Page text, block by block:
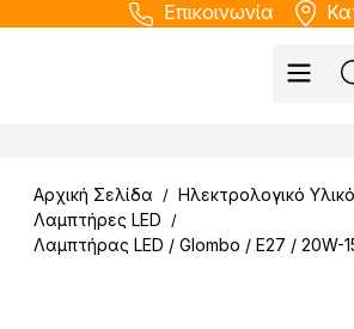
Επικοινωνία
Αρχική Σελίδα / Ηλεκτρολογικό Υλικό
Λαμπτήρες LED /
Λαμπτήρας LED / Glombo / E27 / 20W-